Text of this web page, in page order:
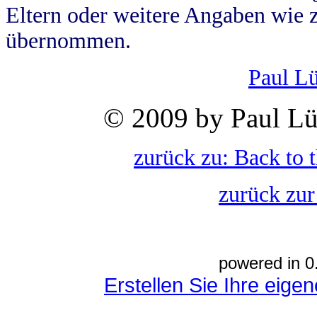
Eltern oder weitere Angaben wie
übernommen.
Paul
© 2009 by Paul
zurück zu: Back to
zurück
powered in
Erstellen Sie Ihre